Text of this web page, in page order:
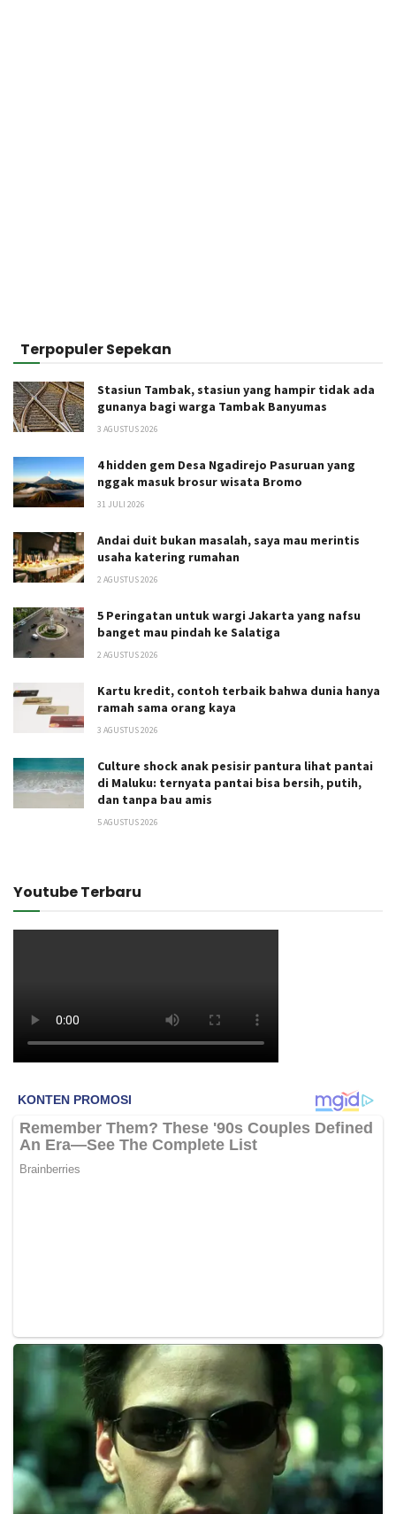
Terpopuler Sepekan
Stasiun Tambak, stasiun yang hampir tidak ada
gunanya bagi warga Tambak Banyumas
3 AGUSTUS 2026
4 hidden gem Desa Ngadirejo Pasuruan yang
nggak masuk brosur wisata Bromo
31 JULI 2026
Andai duit bukan masalah, saya mau merintis
usaha katering rumahan
2 AGUSTUS 2026
5 Peringatan untuk wargi Jakarta yang nafsu
banget mau pindah ke Salatiga
2 AGUSTUS 2026
Kartu kredit, contoh terbaik bahwa dunia hanya
ramah sama orang kaya
3 AGUSTUS 2026
Culture shock anak pesisir pantura lihat pantai
di Maluku: ternyata pantai bisa bersih, putih,
dan tanpa bau amis
5 AGUSTUS 2026
Youtube Terbaru